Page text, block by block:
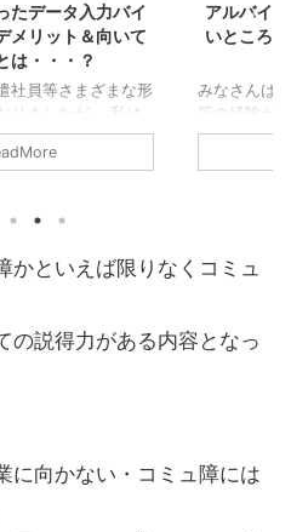
たデータ入力バイ
メリット＆向いて
は・・・？
社員等さまざまな形
りましたが、 私は
くデータ入力の仕事
。 勤務先も短期か
黙々系の仕事も好き
といえばストックフ
合間に ぽちぽちす
」
。 単価は低いもの
分転換に行うデータ
しいです♪ 今回は長
アルバイ
いところ
みなさんは
等の経験が
較して賃金
良かったこ
は きっとす
かといえば限りなくコミュ
の説得力がある内容となっ
に向かない・コミュ障には